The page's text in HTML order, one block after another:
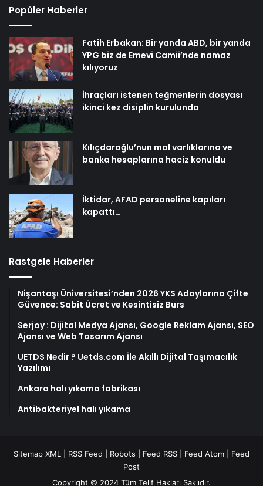
Popüler Haberler
Fatih Erbakan: Bir yanda ABD, bir yanda
YPG biz de Emevi Camii’nde namaz
kılıyoruz
İhraçları istenen teğmenlerin dosyası
ikinci kez disiplin kurulunda
Kılıçdaroğlu’nun mal varlıklarına ve
banka hesaplarına haciz konuldu
İktidar, AFAD personeline kapıları
kapattı…
Rastgele Haberler
Nişantaşı Üniversitesi’nden 2026 YKS Adaylarına Çifte
Güvence: Sabit Ücret ve Kesintisiz Burs
Serjoy : Dijital Medya Ajansı, Google Reklam Ajansı, SEO
Ajansı ve Web Tasarım Ajansı
UETDS Nedir ? Uetds.com İle Akıllı Dijital Taşımacılık
Yazılımı
Ankara halı yıkama fabrikası
Antibakteriyel halı yıkama
Sitemap XML RSS Feed Robots Feed RSS Feed Atom
Feed
Post
Copyright © 2024 Tüm Telif Hakları Saklıdır.